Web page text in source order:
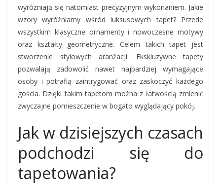
wyróżniają się natomiast precyzyjnym wykonaniem. Jakie
wzory wyróżniamy wśród luksusowych tapet? Przede
wszystkim klasyczne ornamenty i nowoczesne motywy
oraz kształty geometryczne. Celem takich tapet jest
stworzenie stylowych aranżacji. Ekskluzywne tapety
pozwalają zadowolić nawet najbardziej wymagające
osoby i potrafią zaintrygować oraz zaskoczyć każdego
gościa. Dzięki takim tapetom można z łatwością zmienić
zwyczajne pomieszczenie w bogato wyglądający pokój.
Jak w dzisiejszych czasach
podchodzi się do
tapetowania?